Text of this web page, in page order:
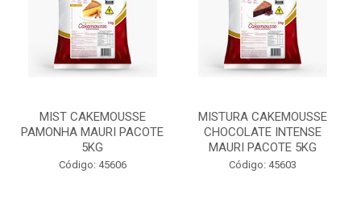
MIST CAKEMOUSSE
PAMONHA MAURI PACOTE
5KG
Código: 45606
MISTURA CAKEMOUSSE
CHOCOLATE INTENSE
MAURI PACOTE 5KG
Código: 45603